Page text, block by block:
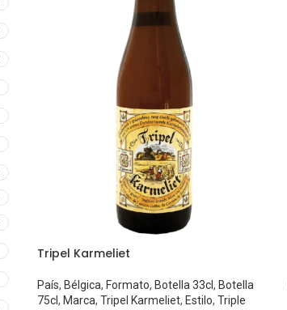
Tripel Karmeliet
País, Bélgica, Formato, Botella 33cl, Botella
75cl, Marca, Tripel Karmeliet, Estilo, Triple